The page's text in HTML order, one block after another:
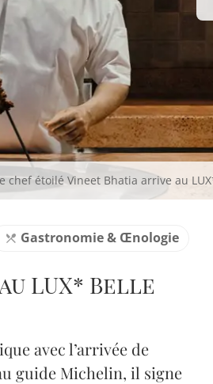
chef étoilé Vineet Bhatia arrive au
Gastronomie & Œnologie
LUX* Belle
avec l’arrivée de
guide Michelin, il signe